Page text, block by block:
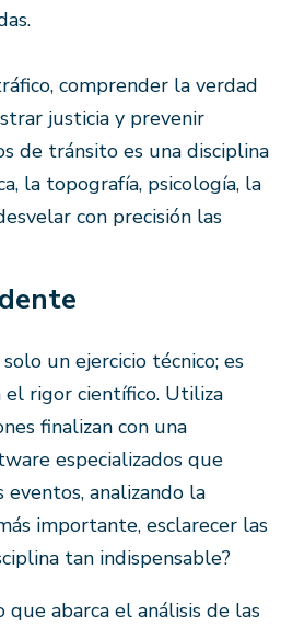
comprender la verdad
justicia y prevenir
de tránsito es una disciplina
la topografía, psicología, la
con precisión las
un ejercicio técnico; es
rigor científico. Utiliza
finalizan con una
especializados que
analizando la
importante, esclarecer las
tan indispensable?
abarca el análisis de las